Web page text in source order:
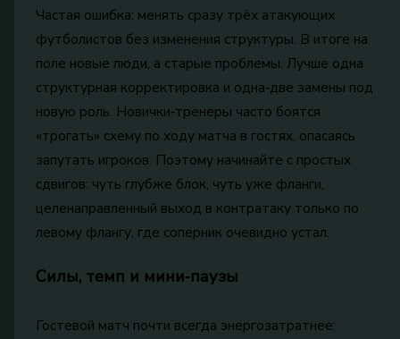
Частая ошибка: менять сразу трёх атакующих
футболистов без изменения структуры. В итоге на
поле новые люди, а старые проблемы. Лучше одна
структурная корректировка и одна‑две замены под
новую роль. Новички‑тренеры часто боятся
«трогать» схему по ходу матча в гостях, опасаясь
запутать игроков. Поэтому начинайте с простых
сдвигов: чуть глубже блок, чуть уже фланги,
целенаправленный выход в контратаку только по
левому флангу, где соперник очевидно устал.
Силы, темп и мини‑паузы
Гостевой матч почти всегда энергозатратнее: